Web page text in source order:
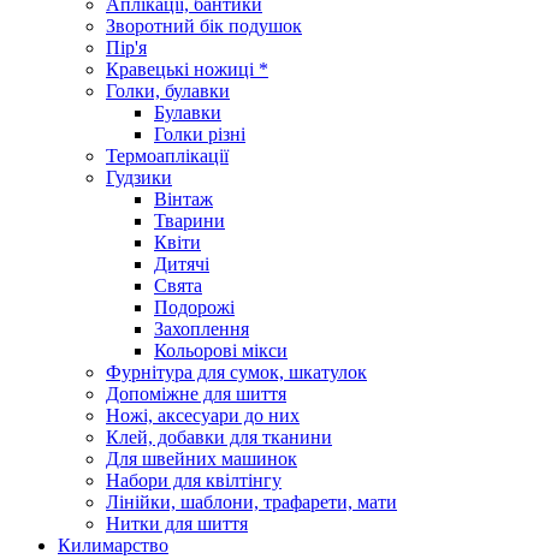
Зворотний бік подушок
Пір'я
Кравецькі ножиці *
Голки, булавки
Булавки
Голки різні
Термоаплікації
Гудзики
Вінтаж
Тварини
Квіти
Дитячі
Свята
Подорожі
Захоплення
Кольорові мікси
Фурнітура для сумок, шкатулок
Допоміжне для шиття
Ножі, аксесуари до них
Клей, добавки для тканини
Для швейних машинок
Набори для квілтінгу
Лінійки, шаблони, трафарети, мати
Нитки для шиття
Килимарство